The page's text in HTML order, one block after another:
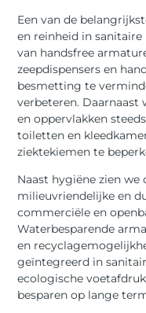
Een van de
en reinheid in
van handsfree
zeepdispensers en
besmetting te
verbeteren.
en oppervlakken
toiletten en
ziektekiemen te
Naast hygiëne zien we
milieuvriendelijke en
commerciële en
Waterbesparende
en
geïntegreerd in
ecologische
besparen op lange